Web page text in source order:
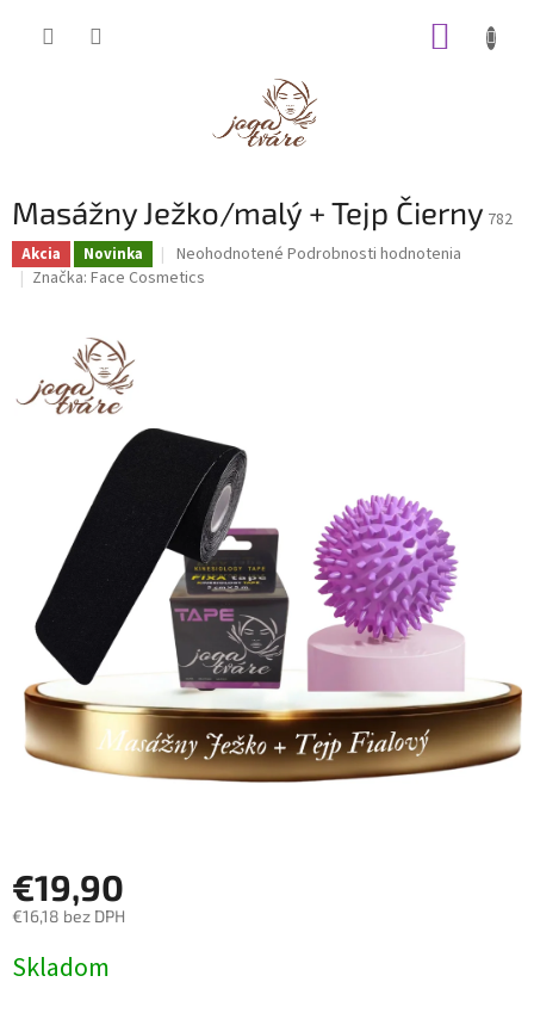
Masážny Ježko/malý + Tejp Čierny 782
Akcia Novinka
Priemerné
hodnotenie
Neohodnotené Podrobnosti hodnotenia
Značka: Face Cosmetics
€19,90
€16,18 bez DPH
cena:
Skladom